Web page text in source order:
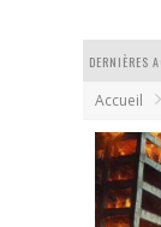
DERNIÈRES
Accueil